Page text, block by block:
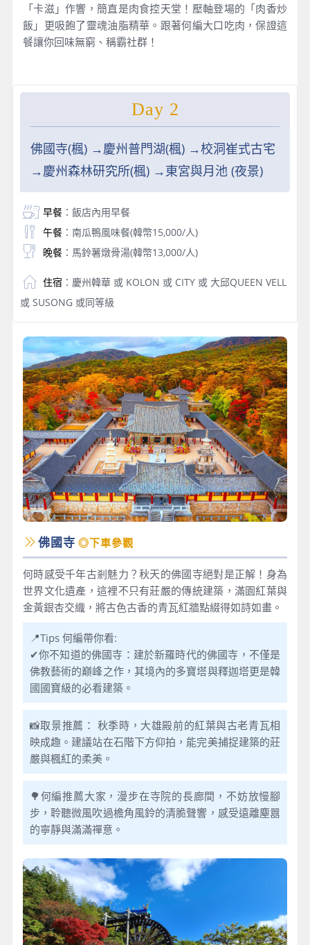
「卡滋」作響，簡直是肉食控天堂！壓軸登場的「肉香炒
飯」更吸飽了靈魂油脂精華。跟著何編大口吃肉，保證這
餐讓你回味無窮、稱霸社群！
Day 2
佛國寺(楓) →慶州普門湖(楓) →校洞崔式古宅
→慶州森林研究所(楓) →東宮與月池 (夜景)
早餐：飯店內用早餐
午餐：南瓜鴨風味餐(韓幣15,000/人)
晚餐：馬鈴薯燉骨湯(韓幣13,000/人)
住宿 ：慶州韓華 或 KOLON 或 CITY 或 大邱QUEEN VELL
或 SUSONG 或同等級
佛國寺 ◎下車參觀
何時感受千年古剎魅力？秋天的佛國寺絕對是正解！身為
世界文化遺產，這裡不只有莊嚴的傳統建築，滿園紅葉與
金黃銀杏交織，將古色古香的青瓦紅牆點綴得如詩如畫。
📍Tips 何編帶你看:
✔你不知道的佛國寺：建於新羅時代的佛國寺，不僅是
佛教藝術的巔峰之作，其境內的多寶塔與釋迦塔更是韓
國國寶級的必看建築。
📸取景推薦： 秋季時，大雄殿前的紅葉與古老青瓦相
映成趣。建議站在石階下方仰拍，能完美捕捉建築的莊
嚴與楓紅的柔美。
🌳何編推薦大家，漫步在寺院的長廊間，不妨放慢腳
步，聆聽微風吹過檐角風鈴的清脆聲響，感受遠離塵囂
的寧靜與滿滿禪意。